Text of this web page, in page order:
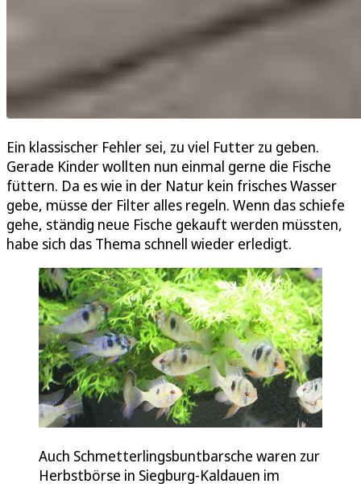
Ein klassischer Fehler sei, zu viel Futter zu geben.
Gerade Kinder wollten nun einmal gerne die Fische
füttern. Da es wie in der Natur kein frisches Wasser
gebe, müsse der Filter alles regeln. Wenn das schiefe
gehe, ständig neue Fische gekauft werden müssten,
habe sich das Thema schnell wieder erledigt.
Auch Schmetterlingsbuntbarsche waren zur
Herbstbörse in Siegburg-Kaldauen im